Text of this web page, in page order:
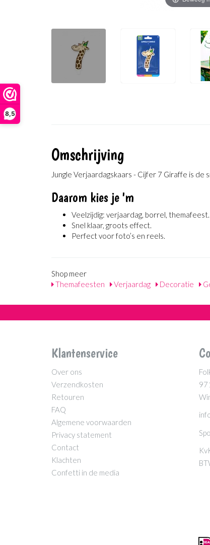
8,5
Omschrijving
Jungle Verjaardagskaars - Cijfer 7 Giraffe is de
Daarom kies je 'm
Veelzijdig: verjaardag, borrel, themafeest.
Snel klaar, groots effect.
Perfect voor foto’s en reels.
Shop meer
Themafeesten
Verjaardag Decoratie
Klantenservice
Over ons
Verzendkosten
Retouren
FAQ
Algemene voorwaarden
Privacy statement
Contact
Klachten
Confetti in de media